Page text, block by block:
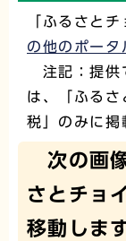
「ふるさと
の他のポータ
注記：提供
は、「ふるさ
税」のみに掲
次の画
さとチョ
移動しま